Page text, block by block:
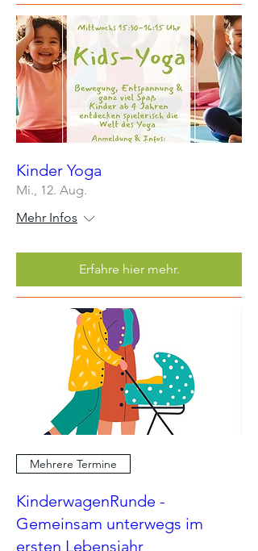
Kinder Yoga
Mi., 12. Aug.
Mehr Infos
Erfahre hier mehr.
Mehrere Termine
KinderwagenRunde -
Gemeinsam unterwegs im
ersten Lebensjahr